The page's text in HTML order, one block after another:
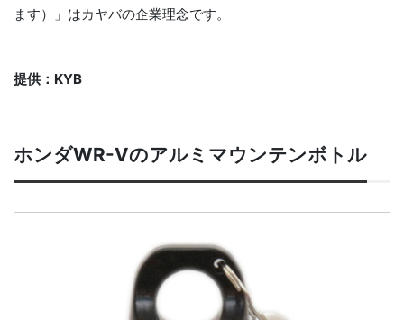
ます）」はカヤバの企業理念です。
提供：KYB
ホンダWR-Vのアルミマウンテンボトル